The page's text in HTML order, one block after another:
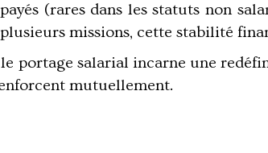
(rares dans les statuts non
missions, cette stabilité
portage salarial incarne une
mutuellement.